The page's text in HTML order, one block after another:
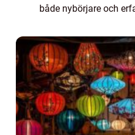
både nybörjare och
erbj...